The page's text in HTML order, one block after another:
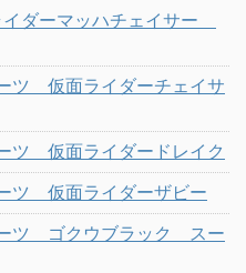
イダーマッハチェイサー
ツ 仮面ライダーチェイサ
ツ 仮面ライダードレイク
ツ 仮面ライダーザビー
ーツ ゴクウブラック スー